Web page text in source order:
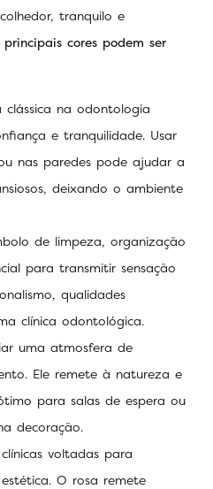
tranquilo e
cores podem ser
clássica na odontologia
e tranquilidade. Usar
nas paredes pode ajudar a
deixando o ambiente
de limpeza, organização
para transmitir sensação
qualidades
clínica odontológica.
uma atmosfera de
Ele remete à natureza e
para salas de espera ou
decoração.
voltadas para
O rosa remete